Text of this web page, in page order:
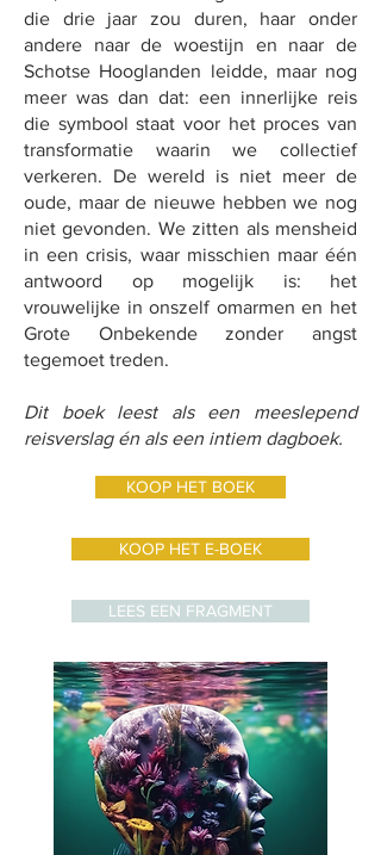
die drie jaar zou duren, haar onder
andere naar de woestijn en naar de
Schotse Hooglanden leidde, maar nog
meer was dan dat: een innerlijke reis
die symbool staat voor het proces van
transformatie waarin we collectief
verkeren. De wereld is niet meer de
oude, maar de nieuwe hebben we nog
niet gevonden. We zitten als mensheid
in een crisis, waar misschien maar één
antwoord op mogelijk is: het
vrouwelijke in onszelf omarmen en het
Grote Onbekende zonder angst
tegemoet treden.
Dit boek leest als een meeslepend
reisverslag én als een intiem dagboek.
KOOP HET BOEK
KOOP HET E-BOEK
LEES EEN FRAGMENT